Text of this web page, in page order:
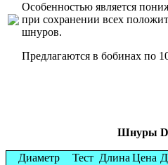
Особенностью является
при сохранении всех
шнуров.
Предлагаются в бобинах по
Шнуры
Диаметр Тест Длина Цена